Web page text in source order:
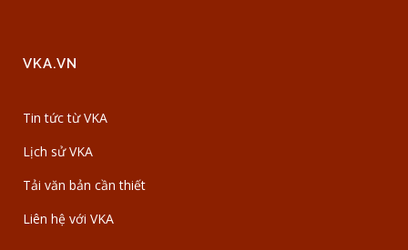
VKA.VN
Tin tức từ VKA
Lịch sử VKA
Tải văn bản cần thiết
Liên hệ với VKA